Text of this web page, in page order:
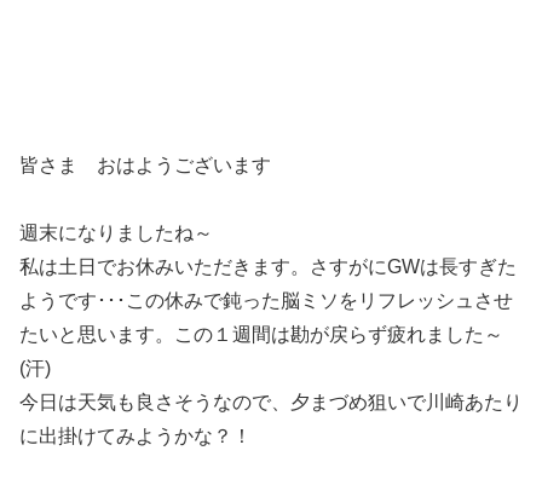
皆さま おはようございます
週末になりましたね～
私は土日でお休みいただきます。さすがにGWは長すぎた
ようです･･･この休みで鈍った脳ミソをリフレッシュさせ
たいと思います。この１週間は勘が戻らず疲れました～
(汗)
今日は天気も良さそうなので、夕まづめ狙いで川崎あたり
に出掛けてみようかな？！